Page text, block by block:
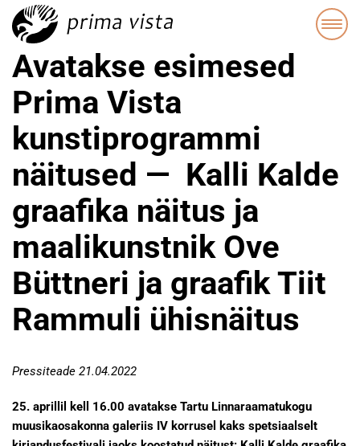
Avatakse esimesed
Prima Vista
kunstiprogrammi
näitused — Kalli Kalde
graafika näitus ja
maalikunstnik Ove
Büttneri ja graafik Tiit
Rammuli ühisnäitus
Pressiteade 21.04.2022
25. aprillil kell 16.00 avatakse Tartu Linnaraamatukogu
muusikaosakonna galeriis IV korrusel kaks spetsiaalselt